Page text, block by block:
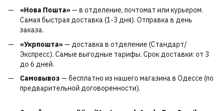
«Нова Пошта» — в отделение, почтомат или курьером.
Самая быстрая доставка (1-3 дня). Отправка в день
заказа.
«Укрпошта» — доставка в отделение (Стандарт/
Экспресс). Самые выгодные тарифы. Срок доставки: от 3
до 6 дней.
Самовывоз — бесплатно из нашего магазина в Одессе (по
предварительной договоренности).